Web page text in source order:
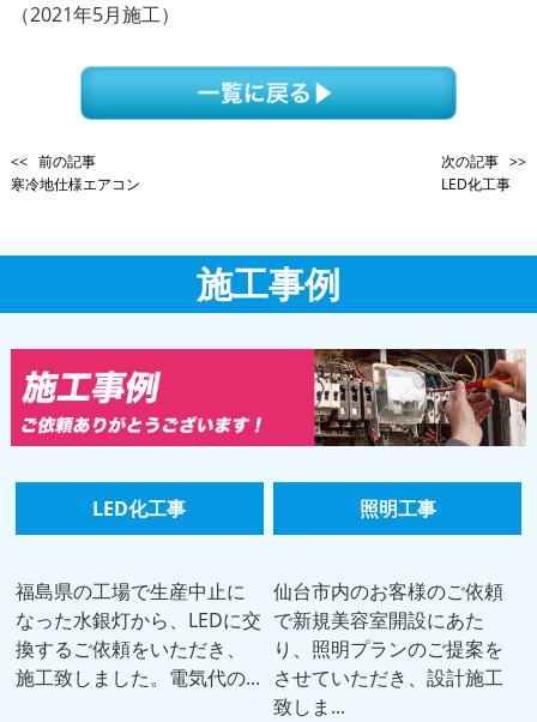
（2021年5月施工）
<< 前の記事
寒冷地仕様エアコン
次の記事 >>
LED化工事
施工事例
LED化工事
福島県の工場で生産中止に
なった水銀灯から、LEDに交
換するご依頼をいただき、
施工致しました。電気代の...
照明工事
仙台市内のお客様のご依頼
で新規美容室開設にあた
り、照明プランのご提案を
させていただき、設計施工
致しま...